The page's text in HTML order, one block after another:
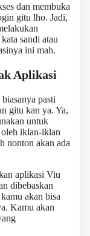
dan membuka
gitu lho. Jadi,
sandi atau
ini mah.
Aplikasi
pasti
gitu kan ya. Ya,
untuk
iklan-iklan
nonton akan ada
aplikasi Viu
dibebaskan
akan bisa
Kamu akan